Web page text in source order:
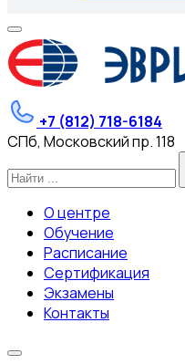
+7 (812) 718-6184
СПб, Московский пр. 118
О центре
Обучение
Расписание
Сертификация
Экзамены
Контакты